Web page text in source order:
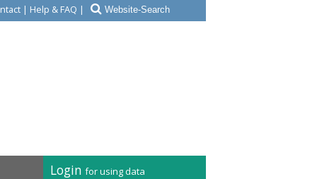
| Help & FAQ |
Login for using data